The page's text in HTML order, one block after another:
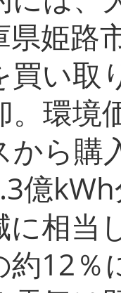
県姫路
買い取
。環境
から購
億
に相当
約12％